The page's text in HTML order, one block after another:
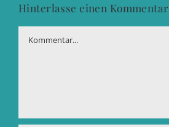
Hinterlasse einen Kommentar